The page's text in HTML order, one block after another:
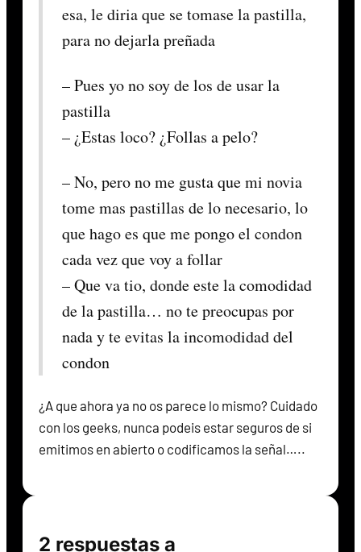
esa, le diria que se tomase la pastilla,
para no dejarla preñada
– Pues yo no soy de los de usar la
pastilla
– ¿Estas loco? ¿Follas a pelo?
– No, pero no me gusta que mi novia
tome mas pastillas de lo necesario, lo
que hago es que me pongo el condon
cada vez que voy a follar
– Que va tio, donde este la comodidad
de la pastilla… no te preocupas por
nada y te evitas la incomodidad del
condon
¿A que ahora ya no os parece lo mismo? Cuidado
con los geeks, nunca podeis estar seguros de si
emitimos en abierto o codificamos la señal…..
2 respuestas a